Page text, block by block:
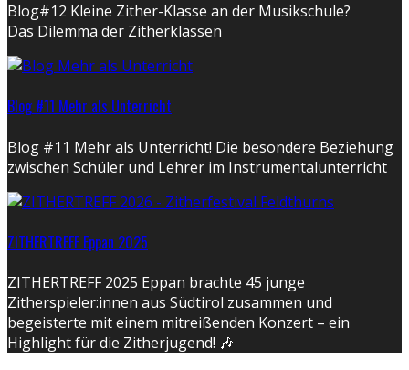
Blog#12 Kleine Zither-Klasse an der Musikschule?
Das Dilemma der Zitherklassen
Blog #11 Mehr als Unterricht
Blog #11 Mehr als Unterricht! Die besondere Beziehung
zwischen Schüler und Lehrer im Instrumentalunterricht
ZITHERTREFF Eppan 2025
ZITHERTREFF 2025 Eppan brachte 45 junge
Zitherspieler:innen aus Südtirol zusammen und
begeisterte mit einem mitreißenden Konzert – ein
Highlight für die Zitherjugend! 🎶